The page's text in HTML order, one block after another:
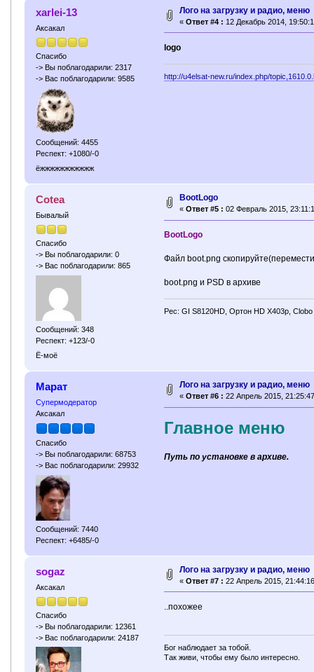
xarlei-13
Аксакал
Спасибо
-> Вы поблагодарили: 2317
-> Вас поблагодарили: 9585
Сообщений: 4455
Респект: +1080/-0
ёжжжжжжжжжжж
Лого на загрузку и радио, меню
« Ответ #4 : 12 Декабрь 2014,
logo
http://u4elsat-new.ru/index.php/
Cotea
Бывалый
Спасибо
-> Вы поблагодарили: 0
-> Вас поблагодарили: 865
Сообщений: 348
Респект: +123/-0
Ё-моё
BootLogo
« Ответ #5 : 02 Февраль 2015,
BootLogo
Файл boot.png
boot.png и PSD в архиве
Рес: GI S8120HD, Ортон HD X403p,
Марат
Супермодератор
Аксакал
Спасибо
-> Вы поблагодарили: 68753
-> Вас поблагодарили: 29932
Сообщений: 7440
Респект: +6485/-0
Лого на загрузку и радио, меню
« Ответ #6 : 22 Апрель 2015,
Главное меню
Путь по установке в архиве.
sogaz
Аксакал
Спасибо
-> Вы поблагодарили: 12361
-> Вас поблагодарили: 24187
Лого на загрузку и радио, меню
« Ответ #7 : 22 Апрель 2015,
..похожее
Бог наблюдает за тобой.
Так живи, чтобы ему было интересно.